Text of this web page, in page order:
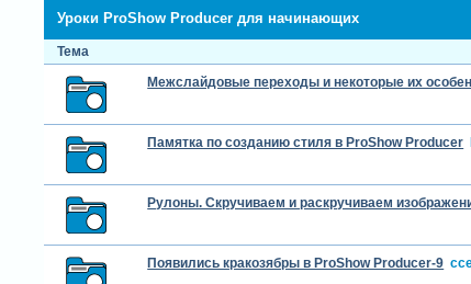
Уроки ProShow Producer для начинающих
Тема
Межслайдовые переходы и некоторые их
Памятка по созданию стиля в ProShow Producer
Рулоны. Скручиваем и раскручиваем
Появились кракозябры в ProShow Producer-9